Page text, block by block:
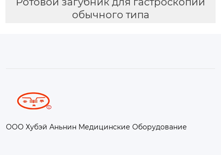
обычного типа
ООО Хубэй Аньнин Медицинские Оборудование